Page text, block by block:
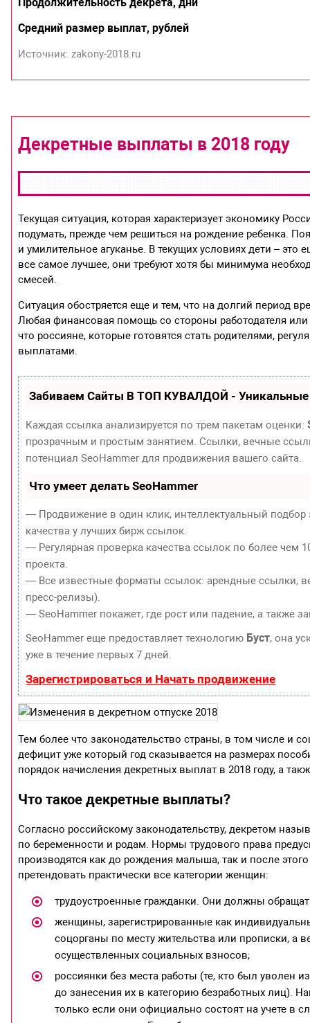
Средний размер выплат, рублей
Источник: zakony-2018.ru
Декретные выплаты в 2018 году
Текущая ситуация, которая характеризует экономику
подумать, прежде чем решиться на рождение ребенка.
и умилительное агуканье. В текущих условиях дети –
все самое лучшее, они требуют хотя бы минимума
смесей.
Ситуация обостряется еще и тем, что на долгий период
Любая финансовая помощь со стороны работодателя или
что россияне, которые готовятся стать родителями,
выплатами.
Забиваем Сайты В ТОП КУВАЛДОЙ - Уникальные
Каждая ссылка анализируется по трем пакетам оценки:
прозрачным и простым занятием. Ссылки, вечные
потенциал SeoHammer для продвижения вашего сайта.
Что умеет делать SeoHammer
— Продвижение в один клик, интеллектуальный
качества у лучших бирж ссылок.
— Регулярная проверка качества ссылок по более чем
проекта.
— Все известные форматы ссылок: арендные ссылки,
пресс-релизы).
— SeoHammer покажет, где рост или падение, а также
SeoHammer еще предоставляет технологию Буст, она
уже в течение первых 7 дней.
Зарегистрироваться и Начать продвижение
Тем более что законодательство страны, в том числе и
дефицит уже который год сказывается на размерах
порядок начисления декретных выплат в 2018 году, а
Что такое декретные выплаты?
Согласно российскому законодательству, декретом
по беременности и родам. Нормы трудового права
производятся как до рождения малыша, так и после
претендовать практически все категории женщин:
трудоустроенные гражданки. Они должны
женщины, зарегистрированные как
соцорганы по месту жительства или прописки, а
осуществленных социальных взносов;
россиянки без места работы (те, кто был уволен
до занесения их в категорию безработных лиц).
только если они официально состоят на учете в